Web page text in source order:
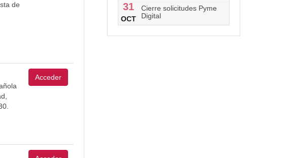
de
Acceder
31
OCT
Cierre solicitudes Pyme
Digital